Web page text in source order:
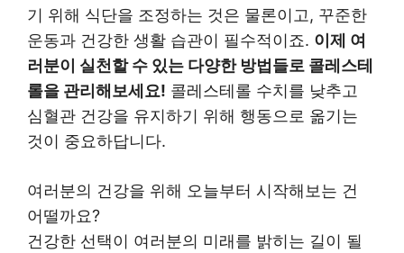
기 위해 식단을 조정하는 것은 물론이고, 꾸준한
운동과 건강한 생활 습관이 필수적이죠. 이제 여
러분이 실천할 수 있는 다양한 방법들로 콜레스테
롤을 관리해보세요! 콜레스테롤 수치를 낮추고
심혈관 건강을 유지하기 위해 행동으로 옮기는
것이 중요하답니다.
여러분의 건강을 위해 오늘부터 시작해보는 건
어떨까요?
건강한 선택이 여러분의 미래를 밝히는 길이 될